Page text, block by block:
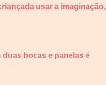
usar a imaginação,
bocas e panelas é